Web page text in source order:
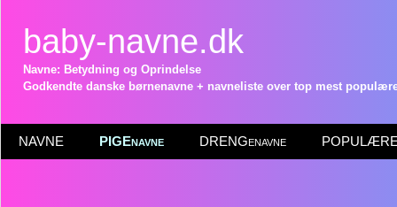
baby-navne.dk
Navne: Betydning og Oprindelse
Godkendte danske børnenavne + navneliste over top mest
NAVNE PIGEnavne DRENGenavne POPULÆRE